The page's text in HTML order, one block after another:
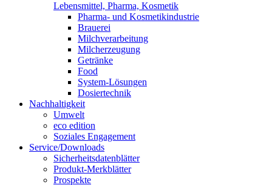
Lebensmittel, Pharma, Kosmetik
Pharma- und Kosmetikindustrie
Brauerei
Milchverarbeitung
Milcherzeugung
Getränke
Food
System-Lösungen
Dosiertechnik
Nachhaltigkeit
Umwelt
eco edition
Soziales Engagement
Service/Downloads
Sicherheitsdatenblätter
Produkt-Merkblätter
Prospekte